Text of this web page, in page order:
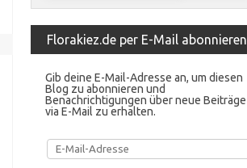
Florakiez.de per E-Mail abonnieren
Gib deine E-Mail-Adresse an, um diesen
Blog zu abonnieren und
Benachrichtigungen über neue Beiträge
via E-Mail zu erhalten.
E-
Mail-
Adresse